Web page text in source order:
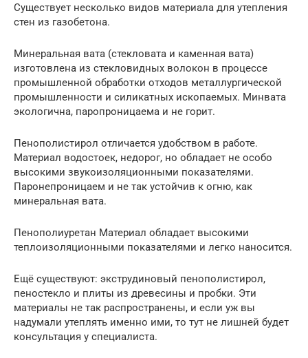
Существует несколько видов материала для утепления
стен из газобетона.
Минеральная вата (стекловата и каменная вата)
изготовлена из стекловидных волокон в процессе
промышленной обработки отходов металлургической
промышленности и силикатных ископаемых. Минвата
экологична, паропроницаема и не горит.
Пенополистирол отличается удобством в работе.
Материал водостоек, недорог, но обладает не особо
высокими звукоизоляционными показателями.
Паронепроницаем и не так устойчив к огню, как
минеральная вата.
Пенополиуретан Материал обладает высокими
теплоизоляционными показателями и легко наносится.
Ещё существуют: экструдиновый пенополистирол,
пеностекло и плиты из древесины и пробки. Эти
материалы не так распространены, и если уж вы
надумали утеплять именно ими, то тут не лишней будет
консультация у специалиста.